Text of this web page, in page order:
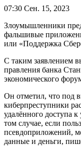
07:30 Сен. 15, 2023
Злоумышленники
фальшивые
или «Поддержка
С таким заявлением
правления банка
экономического
Он отметил, что под
киберпреступники
удалённого доступа
том случае, если
псевдоприложений,
данные и деньги,